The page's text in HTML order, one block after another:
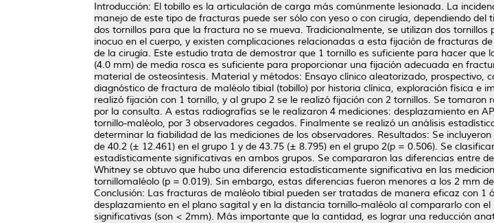
Introducción: El tobillo es la articulación de carga más comúnmente lesionada. La
manejo de este tipo de fracturas puede ser sólo con yeso o con cirugía, dependiendo
dos tornillos para que la fractura no se mueva. Tradicionalmente, se utilizan dos
inocuo en el cuerpo, y existen complicaciones relacionadas a esta fijación de fracturas
de la cirugía. Este estudio trata de demostrar que 1 tornillo es suficiente para hacer
(4.0 mm) de media rosca es suficiente para proporcionar una fijación adecuada en
material de osteosíntesis. Material y métodos: Ensayo clínico aleatorizado, prospectivo,
diagnóstico de fractura de maléolo tibial (tobillo) por historia clínica, exploración física e
realizó fijación con 1 tornillo, y al grupo 2 se le realizó fijación con 2 tornillos. Se
por la consulta. A estas radiografías se le realizaron 4 mediciones: desplazamiento en
tornillo-maléolo, por 3 observadores cegados. Finalmente se realizó un análisis
determinar la fiabilidad de las mediciones de los observadores. Resultados: Se
de 40.2 (± 12.461) en el grupo 1 y de 43.75 (± 8.795) en el grupo 2(p = 0.506). Se
estadísticamente significativas en ambos grupos. Se compararon las diferencias entre
Whitney se obtuvo que hubo una diferencia estadísticamente significativa en las
tornillomaléolo (p = 0.019). Sin embargo, estas diferencias fueron menores a los 2 mm
Conclusión: Las fracturas de maléolo tibial pueden ser tratadas de manera eficaz con
desplazamiento en el plano sagital y en la distancia tornillo-maléolo al compararlo con
significativas (son < 2mm). Más importante que la cantidad, es lograr una reducción